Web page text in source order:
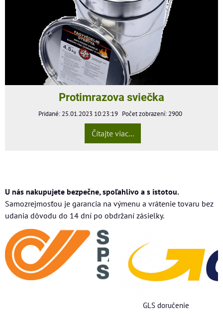
Protimrazova sviečka
Pridané: 25.01.2023 10:23:19 Počet zobrazení: 2900
Čítajte viac...
U nás nakupujete bezpečne, spoľahlivo a s istotou.
Samozrejmosťou je garancia na výmenu a vrátenie tovaru bez
udania dôvodu do 14 dní po obdržaní zásielky.
GLS doručenie